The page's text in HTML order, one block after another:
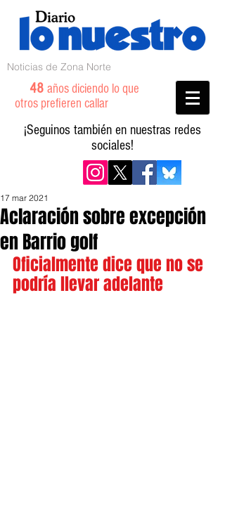
Noticias de Zona Norte
48 años diciendo lo que
otros prefieren callar
¡Seguinos también en nuestras redes
sociales!
Aclaración sobre excepción
en Barrio golf
17 mar 2021
Oficialmente dice que no se
podría llevar adelante